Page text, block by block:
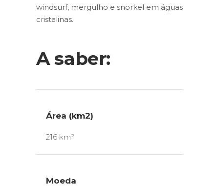
windsurf, mergulho e snorkel em águas
cristalinas.
A saber:
Área (km2)
216 km²
Moeda